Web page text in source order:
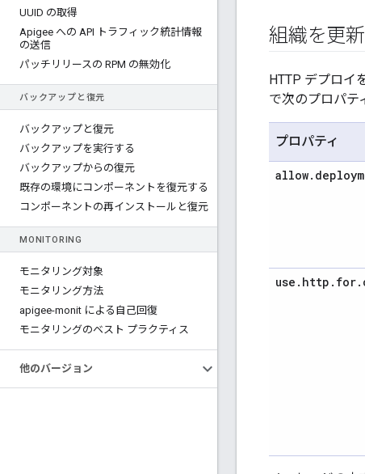
UUID の取得
Apigee への API トラフィック統計情報
の送信
パッチリリースの RPM の無効化
バックアップと復元
バックアップと復元
バックアップを実行する
バックアップからの復元
既存の環境にコンポーネントを復元する
コンポーネントの再インストールと復元
MONITORING
モニタリング対象
モニタリング方法
apigee-monit による自己回復
モニタリングのベスト プラクティス
他のバージョン
組織を更
HTTP デプロイ
で次のプロパテ
プロパティ
allow.
use . http . for.